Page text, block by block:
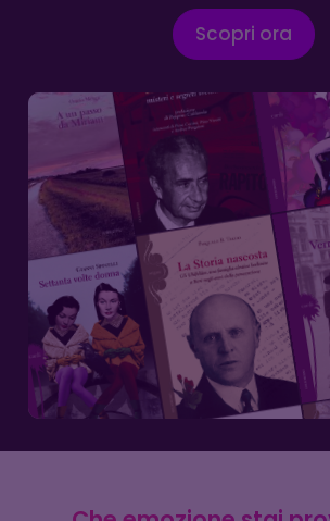
editoriale:
attraverso i
legame forte
territorio
possa
sviluppo
sociale.
Scopri ora